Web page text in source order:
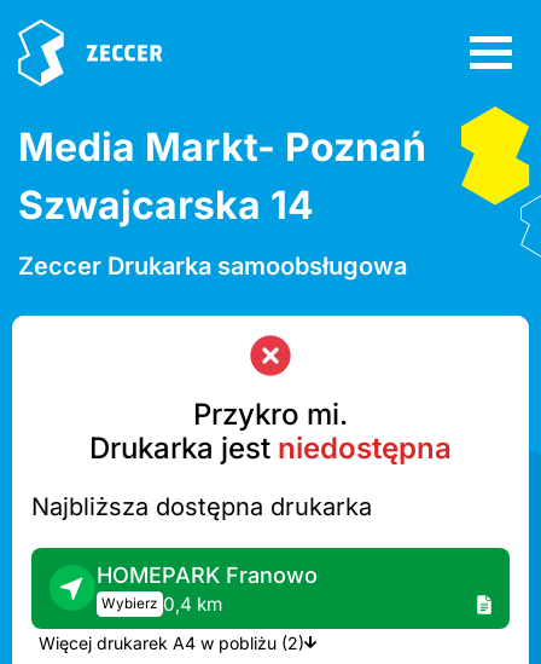
Media Markt- Poznań
Szwajcarska 14
Zeccer Drukarka samoobsługowa
Przykro mi.
Drukarka jest niedostępna
Najbliższa dostępna drukarka
HOMEPARK Franowo
Wybierz 0,4 km
Więcej drukarek A4 w pobliżu (2)